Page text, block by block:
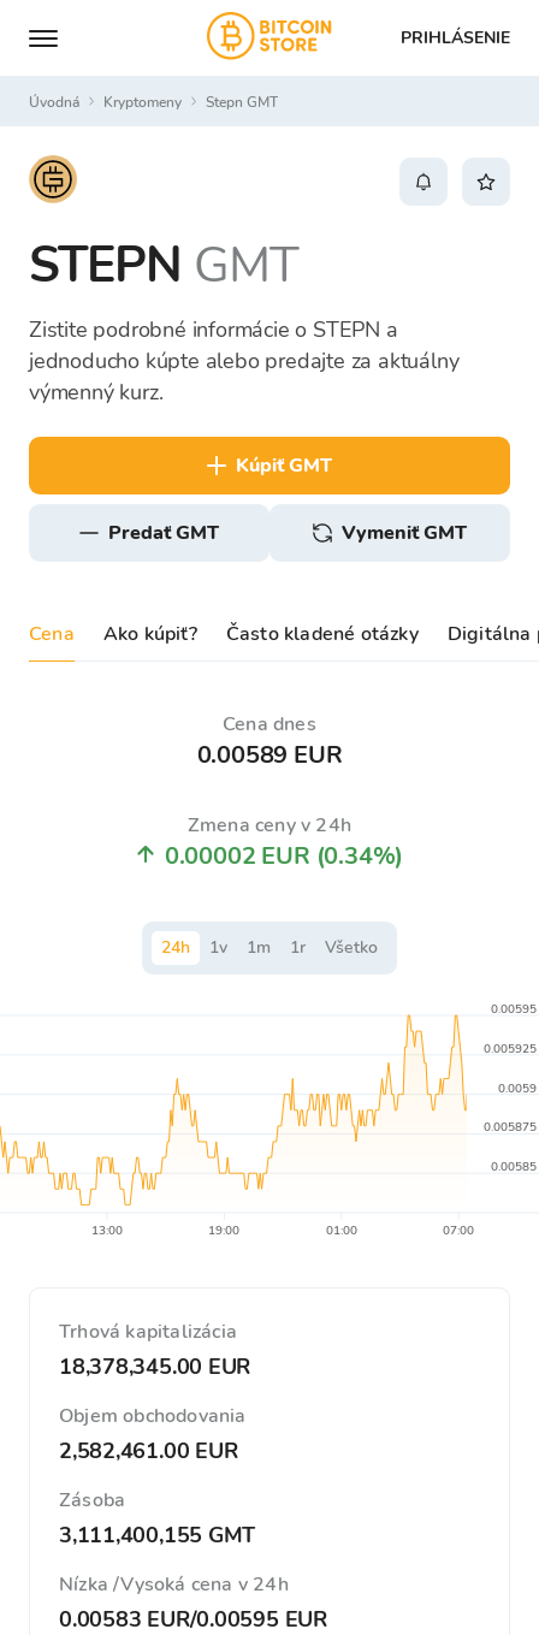
PRIHLÁSENIE
Úvodná Kryptomeny Stepn GMT
STEPN GMT
Zistite podrobné informácie o STEPN a
jednoducho kúpte alebo predajte za aktuálny
výmenný kurz.
kúpiť GMT
predať GMT Vymeniť GMT
Cena Ako kúpiť? Často kladené otázky Digitálna
Cena dnes
0.00589 EUR
Zmena ceny v 24h
0.00002 EUR (0.34%)
24h 1v 1m 1r Všetko
13:00 19:00 01:00 07:00
0.00585
0.005875
0.0059
0.005925
0.00595
Trhová kapitalizácia
18,378,345.00 EUR
Objem obchodovania
2,582,461.00 EUR
Zásoba
3,111,400,155 GMT
Nízka /Vysoká cena v 24h
0.00583 EUR/0.00595 EUR